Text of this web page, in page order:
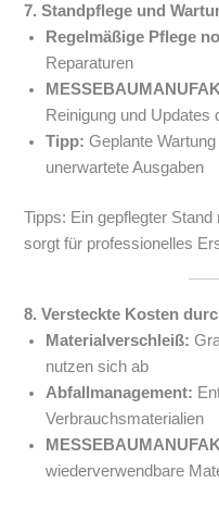
7. Standpflege und
Regelmäßige Pflege
Reparaturen
Reinigung und Updates
Tipp: Geplante
unerwartete Ausgaben
Tipps: Ein gepflegter
sorgt für professionelles
8. Versteckte Kosten
Materialverschleiß:
nutzen sich ab
Abfallmanagement:
Verbrauchsmaterialien
wiederverwendbare